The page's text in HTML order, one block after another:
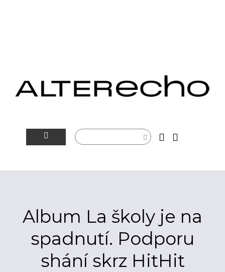
ARTEIN
ECHOLOKÁTOR
CZECH IT
ROZHOVORY
FOTOGALERIE
Album La školy je na
spadnutí. Podporu
shání skrz HitHit